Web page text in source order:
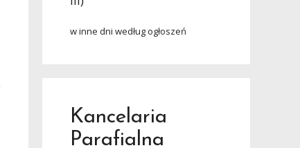
w inne dni według ogłoszeń
Kancelaria
Parafialna